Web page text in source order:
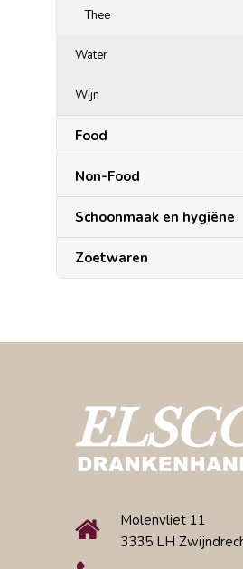
Thee
Water
Wijn
Food
Non-Food
Schoonmaak en hygiëne
Zoetwaren
Molenvliet 11
3335 LH